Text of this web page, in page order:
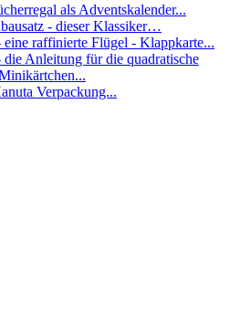
als Adventskalender...
- dieser Klassiker…
raffinierte Flügel - Klappkarte...
Anleitung für die quadratische
Verpackung...